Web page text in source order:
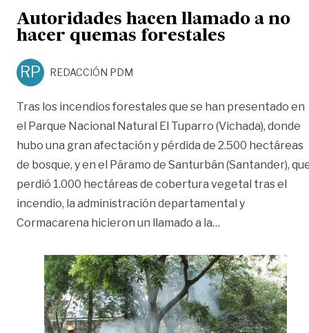
Autoridades hacen llamado a no
hacer quemas forestales
RP REDACCIÓN PDM
Tras los incendios forestales que se han presentado en
el Parque Nacional Natural El Tuparro (Vichada), donde
hubo una gran afectación y pérdida de 2.500 hectáreas
de bosque, y en el Páramo de Santurbán (Santander),
perdió 1.000 hectáreas de cobertura vegetal tras el
incendio, la administración departamental y
Cormacarena hicieron un llamado a la…